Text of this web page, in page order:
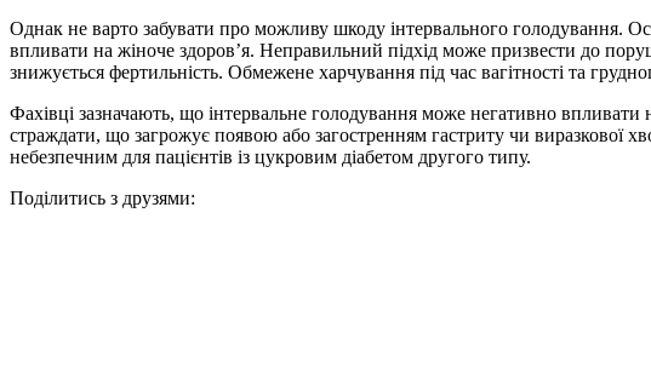
Однак не варто забувати про можливу шкоду інтервального голодування.
впливати на жіноче здоров’я. Неправильний підхід може призвести до
знижується фертильність. Обмежене харчування під час вагітності та
Фахівці зазначають, що інтервальне голодування може негативно
страждати, що загрожує появою або загостренням гастриту чи виразкової
небезпечним для пацієнтів із цукровим діабетом другого типу.
Поділитись з друзями: